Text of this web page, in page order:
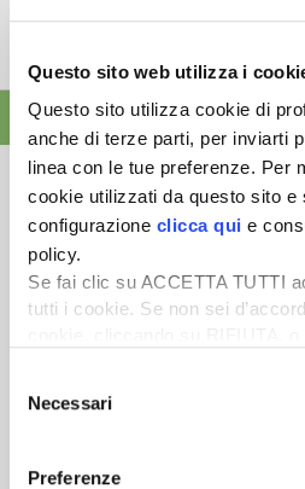
Questo sito web utilizza i
Questo sito utilizza cookie di
anche di terze parti, per inviarti
linea con le tue preferenze. Per
cookie utilizzati da questo sito e
configurazione clicca qui e
policy.
Se fai clic su ACCETTA TUTTI
tutti i cookie. Se non sei
desideri accettare e cliccando
delNecessari
Preferenze
tempistica predefinita e r...
ALTRE
Scopri un servizio d'informazione di